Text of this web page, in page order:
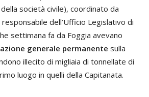
società civile), coordinato da
responsabile dell’Ufficio Legislativo di
settimana fa da Foggia avevano
generale permanente sulla
illecito di migliaia di tonnellate di
luogo in quelli della Capitanata.